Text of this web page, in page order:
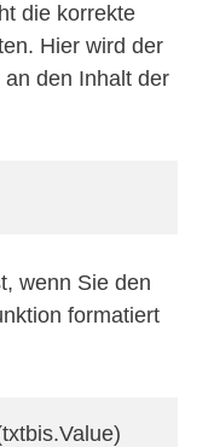
die korrekte
Hier wird der
den Inhalt der
wenn Sie den
formatiert